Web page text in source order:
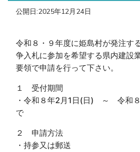
公開日:2025年12月24日
令和８・９年度に姫島村が発注す
争入札に参加を希望する県内建設
要領で申請を行って下さい。
１ 受付期間
・令和８年2月1日(日) ～ 令和
で
２ 申請方法
・持参又は郵送